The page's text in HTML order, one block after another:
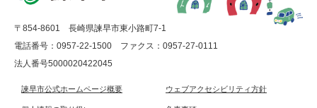
〒854-8601 長崎県諫早市東小路町7-1
電話番号：0957-22-1500
ファクス：0957-27-0111
法人番号5000020422045
諫早市公式ホームページ概要 ウェブアクセシビリティ方針